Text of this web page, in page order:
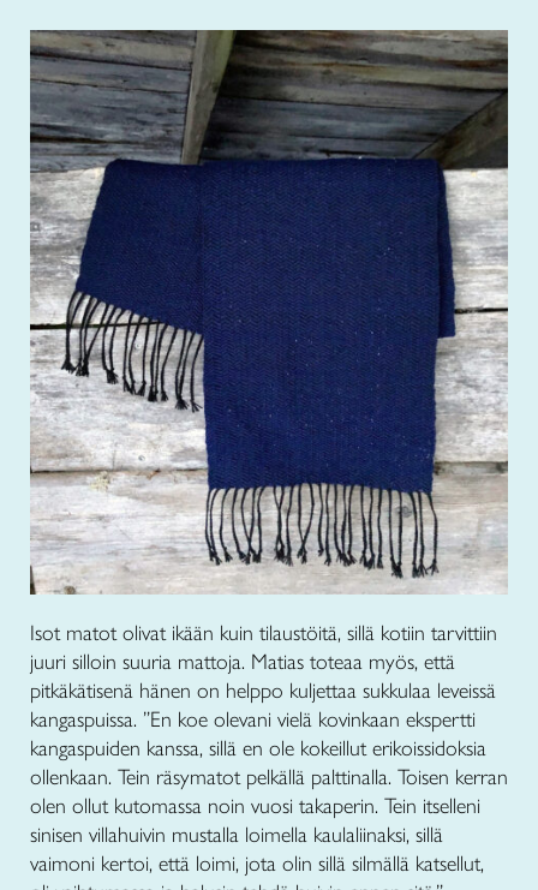
Isot matot olivat ikään kuin tilaustöitä, sillä kotiin tarvittiin
juuri silloin suuria mattoja. Matias toteaa myös, että
pitkäkätisenä hänen on helppo kuljettaa sukkulaa leveissä
kangaspuissa. ”En koe olevani vielä kovinkaan ekspertti
kangaspuiden kanssa, sillä en ole kokeillut erikoissidoksia
ollenkaan. Tein räsymatot pelkällä palttinalla. Toisen kerran
olen ollut kutomassa noin vuosi takaperin. Tein itselleni
sinisen villahuivin mustalla loimella kaulaliinaksi, sillä
vaimoni kertoi, että loimi, jota olin sillä silmällä katsellut,